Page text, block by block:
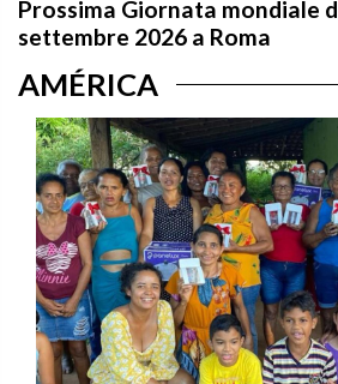
settembre 2026 a Roma
AMÉRICA